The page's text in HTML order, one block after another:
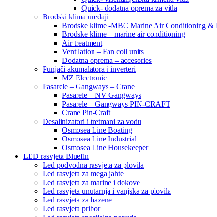
Quick- dodatna oprema za vitla
Brodski klima uređaji
Brodske klime -MBC Marine Air Conditioning &
Brodske klime – marine air conditioning
Air treatment
Ventilation – Fan coil units
Dodatna oprema – accesories
Punjači akumalatora i inverteri
MZ Electronic
Pasarele – Gangways – Crane
Pasarele – NV Gangways
Pasarele – Gangways PIN-CRAFT
Crane Pin-Craft
Desalinizatori i tretmani za vodu
Osmosea Line Boating
Osmosea Line Industrial
Osmosea Line Housekeeper
LED rasvjeta Bluefin
Led podvodna rasvjeta za plovila
Led rasvjeta za mega jahte
Led rasvjeta za marine i dokove
Led rasvjeta unutarnja i vanjska za plovila
Led rasvjeta za bazene
Led rasvjeta pribor